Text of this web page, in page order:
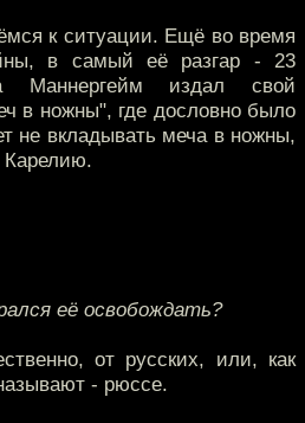
к ситуации. Ещё во время
в самый её разгар - 23
Маннергейм издал свой
в ножны", где дословно было
не вкладывать меча в ножны,
Карелию.
её освобождать?
от русских, или, как
- рюссе.